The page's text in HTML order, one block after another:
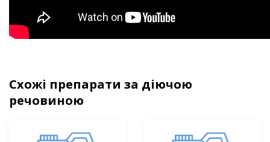
Схожі препарати за діючою
речовиною